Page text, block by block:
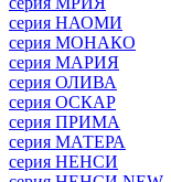
серия НАОМИ
серия МОНАКО
серия МАРИЯ
серия ОЛИВА
серия ОСКАР
серия ПРИМА
серия МАТЕРА
серия НЕНСИ